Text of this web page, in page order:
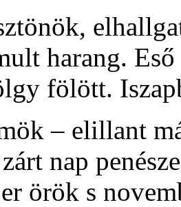
harang.
fölött.
– elillant
nap
örök s